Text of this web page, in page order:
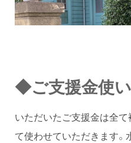
◆ご支援金使
いただいたご支援金は全て
て使わせていただきます。